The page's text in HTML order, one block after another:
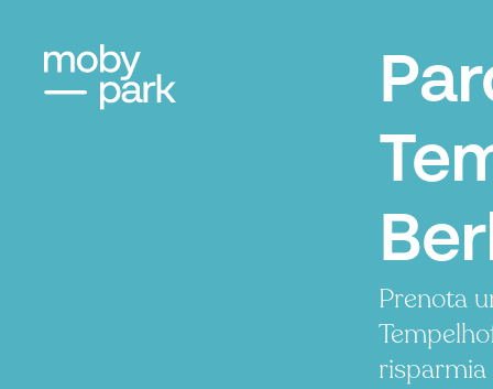
Prenota
risparmia